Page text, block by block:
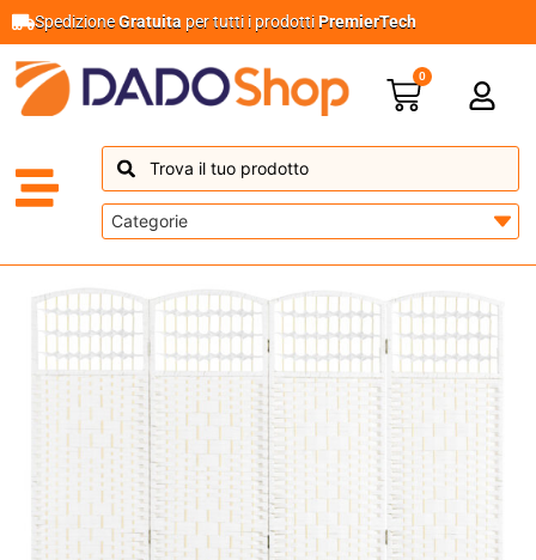
SpedizioneGratuita per tutti i prodottiPremierTech
0